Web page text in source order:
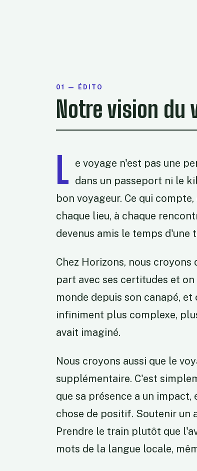
01 — ÉDITO
Notre vision du
L e voyage n'est pas une
dans un passeport ni le
bon voyageur. Ce qui
chaque lieu, à chaque
devenus amis le temps d'une
Chez Horizons, nous
part avec ses certitudes et
monde depuis son canapé,
infiniment plus complexe,
avait imaginé.
Nous croyons aussi que le
supplémentaire. C'est
que sa présence a un
chose de positif. Soutenir un
Prendre le train plutôt que
mots de la langue locale,